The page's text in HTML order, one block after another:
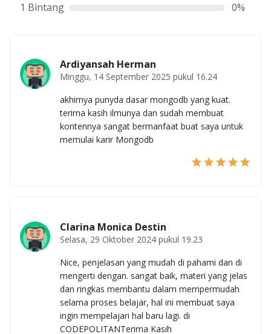
1 Bintang
0%
Ardiyansah Herman
Minggu, 14 September 2025 pukul 16.24
akhirnya punyda dasar mongodb yang kuat.
terima kasih ilmunya dan sudah membuat
kontennya sangat bermanfaat buat saya untuk
memulai karir Mongodb
Clarina Monica Destin
Selasa, 29 Oktober 2024 pukul 19.23
Nice, penjelasan yang mudah di pahami dan di
mengerti dengan. sangat baik, materi yang jelas
dan ringkas membantu dalam mempermudah
selama proses belajar, hal ini membuat saya
ingin mempelajari hal baru lagi. di
CODEPOLITANTerima Kasih